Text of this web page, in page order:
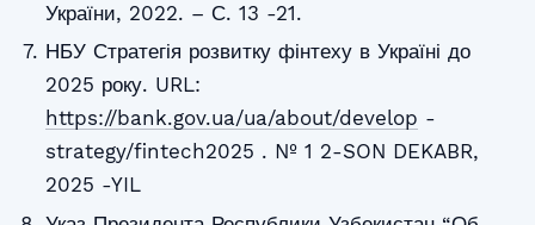
України, 2022. – С. 13 -21.
НБУ Стратегія розвитку фінтеху в Україні до
2025 року. URL:
https://bank.gov.ua/ua/about/develop -
strategy/fintech2025 . № 1 2-SON DEKABR,
2025 -YIL